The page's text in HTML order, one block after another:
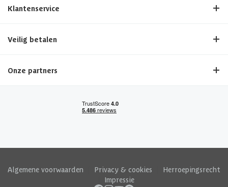
Klantenservice
Veilig betalen
Onze partners
Algemene voorwaarden Privacy & cookies
Herroepingsrecht
Impressie